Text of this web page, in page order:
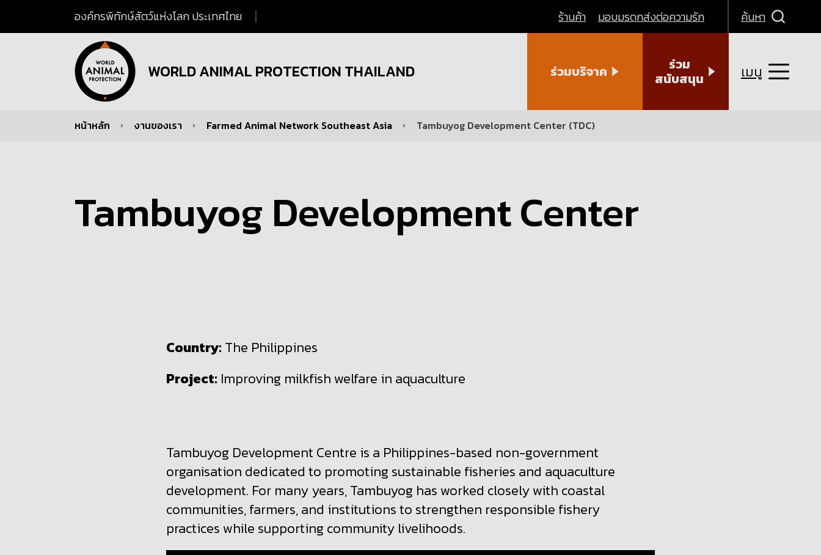
องค์กรพิทักษ์สัตว์แห่งโลก ประเทศไทย
WORLD ANIMAL PROTECTION THAILAND
ร้านค้า มอบมรดกส่งต่อความรัก ค้นหา
ร่วมบริจาค
ร่วม
สนับสนุน
เมนู
You are here:หน้าหลัก งานของเรา Farmed Animal Network Southeast Asia Tambuyog Development Center (TDC)
Tambuyog Development Center
Country: The Philippines
Project: Improving milkfish welfare in aquaculture
Tambuyog Development Centre is a Philippines-based non-government
organisation dedicated to promoting sustainable fisheries and aquaculture
development. For many years, Tambuyog has worked closely with coastal
communities, farmers, and institutions to strengthen responsible fishery
practices while supporting community livelihoods.